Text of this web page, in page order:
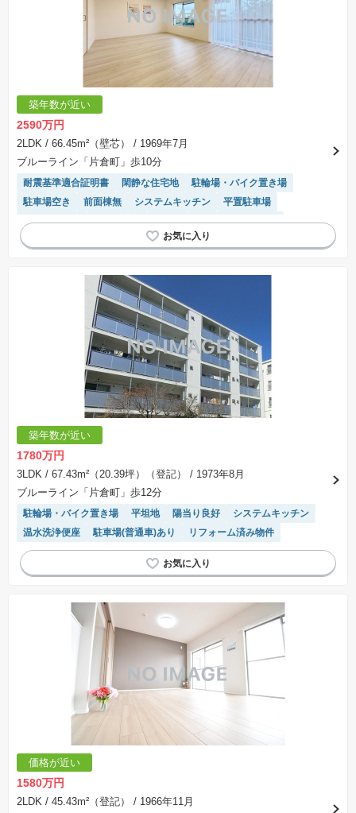
築年数が近い
2590万円
2LDK / 66.45m²（壁芯）
/ 1969年7月
ブルーライン「片倉町」歩10分
耐震基準適合証明書 閑静な住宅地
駐輪場・バイク置き場
駐車場空き
前面棟無 システムキッチン
平置駐車場
温水洗浄便座
窓付き浴室 食洗機
駐車場(普通車)あり
モニター付きインターホン
リフォーム済み物件
築年数が近い
1780万円
3LDK / 67.43m²（20.39坪）（登記）
/ 1973年8月
ブルーライン「片倉町」歩12分
駐輪場・バイク置き場 平坦地 陽当り良好
システムキッチン
温水洗浄便座
駐車場(普通車)あり リフォーム済み物件
価格が近い
1580万円
2LDK / 45.43m²（登記）
/ 1966年11月